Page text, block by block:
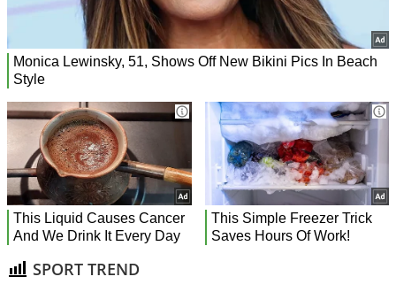
SPORT TREND